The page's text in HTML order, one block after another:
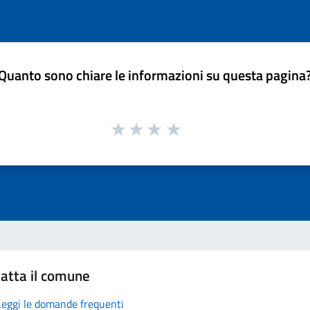
sono chiare le informazioni su questa
il comune
le domande frequenti